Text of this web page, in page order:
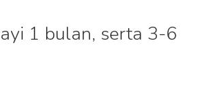
1 bulan, serta 3-6